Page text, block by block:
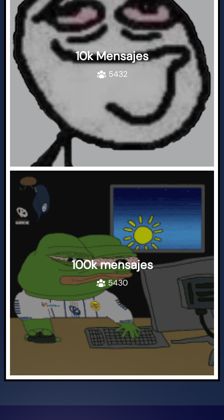
10k Mensajes
5432
100k mensajes
5430